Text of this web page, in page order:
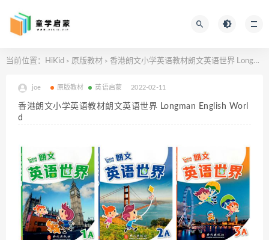
当前位置： HiKid > 原版教材 > 香港朗文小学英语教材朗文英语世界 Longman English World
joe 原版教材 英语启蒙 2022-02-11
香港朗文小学英语教材朗文英语世界 Longman English Worl
d